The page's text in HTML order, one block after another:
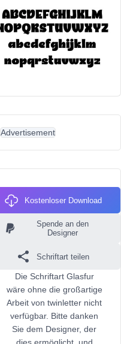
Advertisement
Kostenloser Download
Spende an den
Designer
Schriftart teilen
Die Schriftart Glasfur
wäre ohne die großartige
Arbeit von twinletter nicht
verfügbar. Bitte danken
Sie dem Designer, der